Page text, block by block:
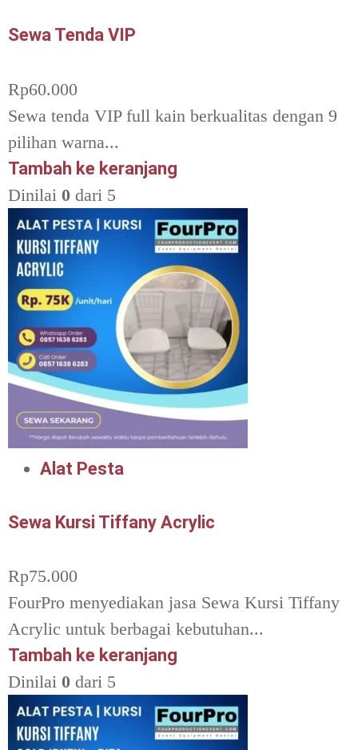
Sewa Tenda VIP
Rp60.000
Sewa tenda VIP full kain berkualitas dengan 9
pilihan warna...
Tambah ke keranjang
Dinilai 0 dari 5
Alat Pesta
Sewa Kursi Tiffany Acrylic
Rp75.000
FourPro menyediakan jasa Sewa Kursi Tiffany
Acrylic untuk berbagai kebutuhan...
Tambah ke keranjang
Dinilai 0 dari 5